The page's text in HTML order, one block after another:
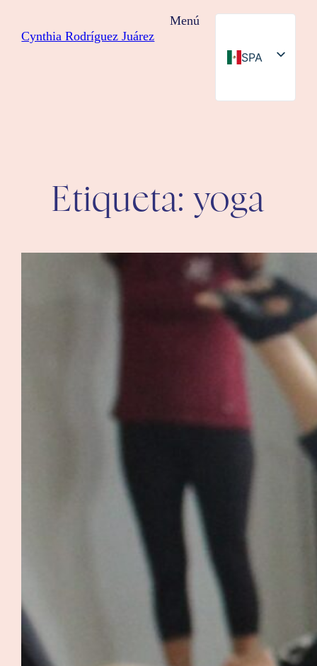
Cynthia Rodríguez Juárez
Menú
SPA
Etiqueta:yoga